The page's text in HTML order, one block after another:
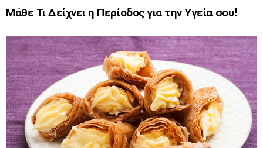
Μάθε Τι Δείχνει η Περίοδος για την Υγεία σου!